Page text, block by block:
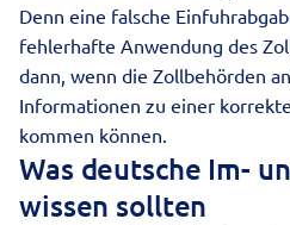
Denn eine falsche
fehlerhafte Anwendung des
dann, wenn die Zollbehörden
Informationen zu einer
kommen können.
Was deutsche Im-
wissen sollten